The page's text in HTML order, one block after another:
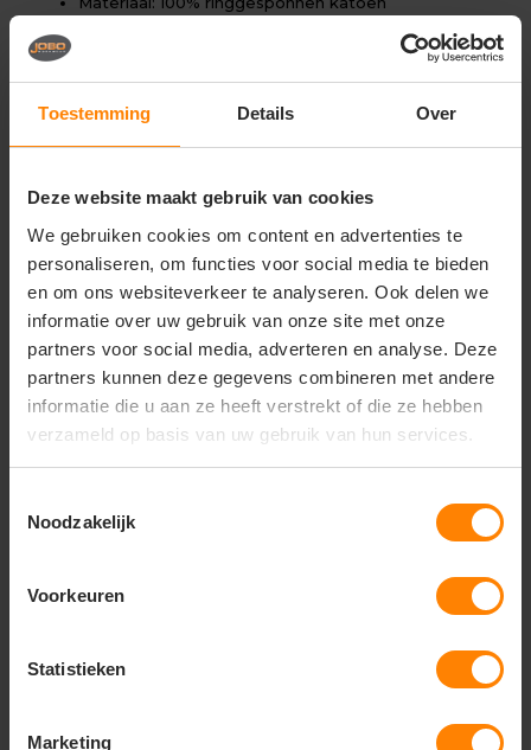
Toestemming Details Over
Deze website maakt gebruik van cookies
We gebruiken cookies om content en advertenties te
personaliseren, om functies voor social media te bieden
en om ons websiteverkeer te analyseren. Ook delen we
informatie over uw gebruik van onze site met onze
partners voor social media, adverteren en analyse. Deze
partners kunnen deze gegevens combineren met andere
informatie die u aan ze heeft verstrekt of die ze hebben
verzameld op basis van uw gebruik van hun services.
Noodzakelijk
Voorkeuren
Statistieken
Marketing
Zacht en ademend
Gerelateerde producten